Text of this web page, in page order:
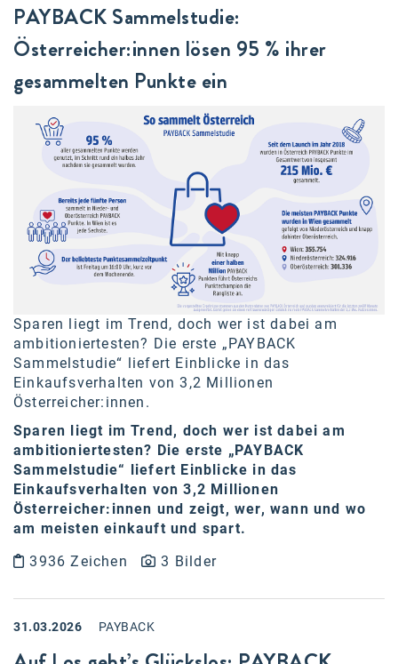
BBDO Wien
bellaflora
Be.See.
BISON
Brandl Talos
BRP-Rotax
Bundesdenkmalamt
DDB Wien
Enkeltaugliches Österreich
Gillette
Gillette Venus
GrECo
GYNIAL
Helvetia Österreich
Interzero
PAYBACK Sammelstudie:
Österreicher:innen lösen 95 % ihrer
gesammelten Punkte ein
Sparen liegt im Trend, doch wer ist dabei am
ambitioniertesten? Die erste „PAYBACK
Sammelstudie“ liefert Einblicke in das
Einkaufsverhalten von 3,2 Millionen
Österreicher:innen.
Sparen liegt im Trend, doch wer ist dabei am
ambitioniertesten? Die erste „PAYBACK
Sammelstudie“ liefert Einblicke in das
Einkaufsverhalten von 3,2 Millionen
Österreicher:innen und zeigt, wer, wann und wo
am meisten einkauft und spart.
3936 Zeichen
3 Bilder
31.03.2026 PAYBACK